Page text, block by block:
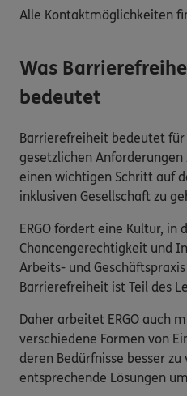
Alle Kontaktmöglichkeiten
Was
bedeutet
Barrierefreiheit bedeutet für
gesetzlichen
einen wichtigen Schritt auf
inklusiven Gesellschaft zu
ERGO fördert eine Kultur, in
Chancengerechtigkeit und
Arbeits- und
Barrierefreiheit ist Teil des
Daher arbeitet ERGO auch
verschiedene Formen von
deren Bedürfnisse besser zu
entsprechende Lösungen